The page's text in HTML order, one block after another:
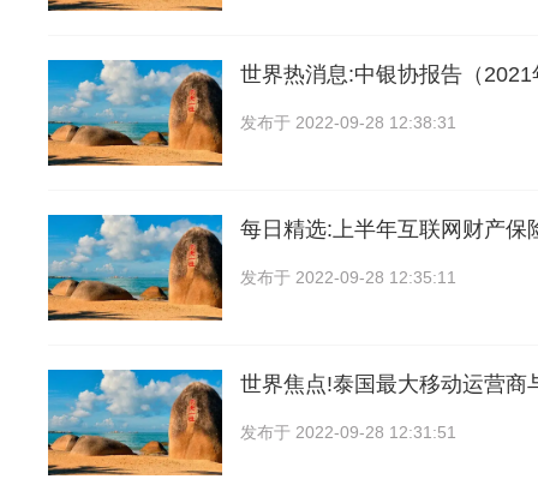
世界热消息:中银协报告（
发布于 2022-09-28 12:38:31
每日精选:上半年互联网财产保
发布于 2022-09-28 12:35:11
世界焦点!泰国最大移动运营商
发布于 2022-09-28 12:31:51